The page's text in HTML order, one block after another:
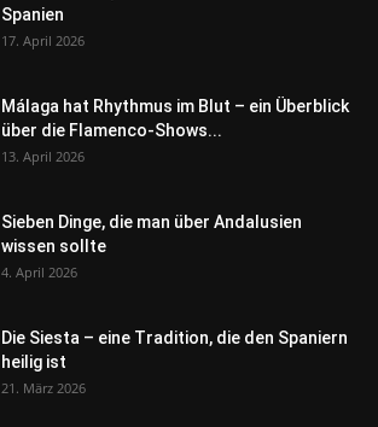
Spanien
17. April 2026
Málaga hat Rhythmus im Blut – ein Überblick
über die Flamenco-Shows...
13. April 2026
Sieben Dinge, die man über Andalusien
wissen sollte
4. April 2026
Die Siesta – eine Tradition, die den Spaniern
heilig ist
21. März 2026